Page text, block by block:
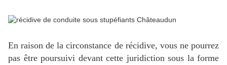
En raison de la circonstance de récidive, vous ne pourrez
pas être poursuivi devant cette juridiction sous la forme